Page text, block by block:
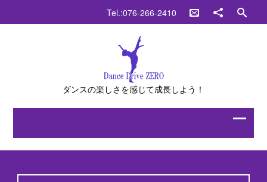
Tel.:076-266-2410
ダンスの楽しさを感じて成長しよう！